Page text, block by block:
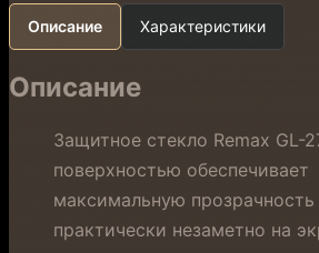
Описание Характеристики
Описание
Защитное стекло Remax GL-
поверхностью обеспечивает
максимальную прозрачность
практически незаметно на